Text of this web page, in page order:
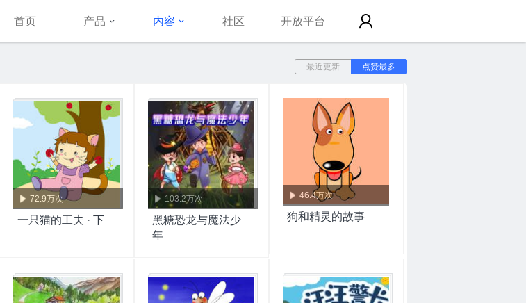
首页 产品 内容 社区 开放平台
点赞最多
最近更新
72.9万次
一只猫的工夫 · 下
103.2万次
黑糖恐龙与魔法少
年
46.4万次
狗和精灵的故事